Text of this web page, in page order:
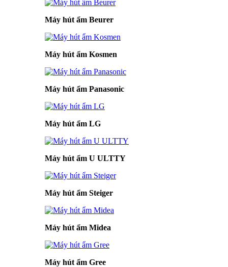
Máy hút ẩm Beurer
Máy hút ẩm Kosmen
Máy hút ẩm Panasonic
Máy hút ẩm LG
Máy hút ẩm U ULTTY
Máy hút ẩm Steiger
Máy hút ẩm Midea
Máy hút ẩm Gree